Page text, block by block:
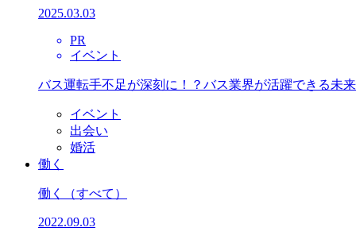
2025.03.03
PR
イベント
バス運転手不足が深刻に！？バス業界が活躍できる未
イベント
出会い
婚活
働く
働く （すべて）
2022.09.03